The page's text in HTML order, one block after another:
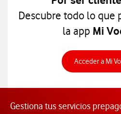
Descubre todo lo que
la app Mi
Acceder a Mi
Gestiona tus servicios